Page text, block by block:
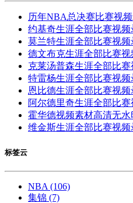
历年NBA总决赛比赛视频
约基奇生涯全部比赛视频
莫兰特生涯全部比赛视频
德文布克生涯全部比赛视
克莱汤普森生涯全部比
特雷杨生涯全部比赛视频
恩比德生涯全部比赛视频
阿尔德里奇生涯全部比
霍华德视频素材高清无水
维金斯生涯全部比赛视频
标签云
NBA (106)
集锦 (7)